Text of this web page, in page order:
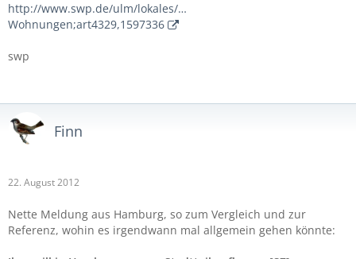
http://www.swp.de/ulm/lokales/…
Wohnungen;art4329,1597336
swp
Finn
22. August 2012
Nette Meldung aus Hamburg, so zum Vergleich und zur
Referenz, wohin es irgendwann mal allgemein gehen könnte: